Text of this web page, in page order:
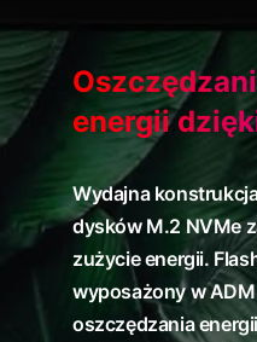
energii
Wydajna
dysków M.2 NVMe
zużycie energii.
wyposażony w
oszczędzania